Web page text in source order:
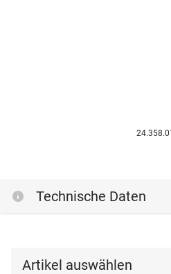
Technische Daten
Artikel auswählen